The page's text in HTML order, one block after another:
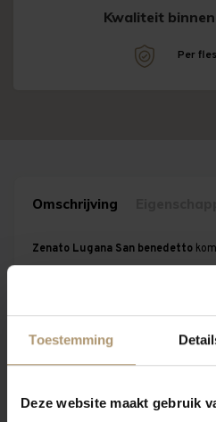
Toestemming
Deze website maakt gebruik
Kwaliteit
Per
Omschrijving
Zenato Lugana San benedetto
Desenzano. De wijngaard is
district geproduceerd.
88 punten Wine Spectator